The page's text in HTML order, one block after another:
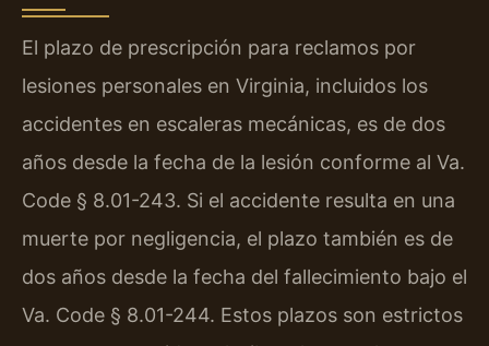
El plazo de prescripción para reclamos por
lesiones personales en Virginia, incluidos los
accidentes en escaleras mecánicas, es de dos
años desde la fecha de la lesión conforme al Va.
Code § 8.01-243. Si el accidente resulta en una
muerte por negligencia, el plazo también es de
dos años desde la fecha del fallecimiento bajo el
Va. Code § 8.01-244. Estos plazos son estrictos